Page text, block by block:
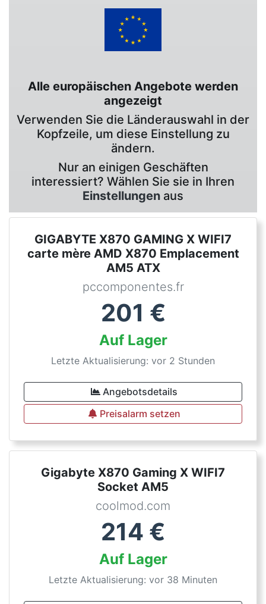
Alle europäischen Angebote werden
angezeigt
Verwenden Sie die Länderauswahl in der
Kopfzeile, um diese Einstellung zu
ändern.
Nur an einigen Geschäften
interessiert? Wählen Sie sie in Ihren
Einstellungen aus
GIGABYTE X870 GAMING X WIFI7
carte mère AMD X870 Emplacement
AM5 ATX
pccomponentes.fr
201 €
Auf Lager
Letzte Aktualisierung: vor 2 Stunden
Angebotsdetails
Preisalarm setzen
Gigabyte X870 Gaming X WIFI7
Socket AM5
coolmod.com
214 €
Auf Lager
Letzte Aktualisierung: vor 38 Minuten